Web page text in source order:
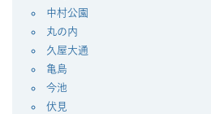
中村公園
丸の内
久屋大通
亀島
今池
伏見